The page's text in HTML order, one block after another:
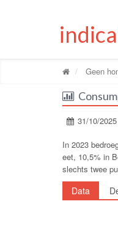
Geen
31/10/2025
In 2023
eet, 10,5% in
slechts twee
Data